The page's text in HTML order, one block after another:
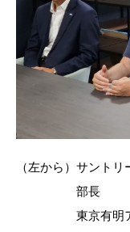
（左から）サント
部長
東京有明